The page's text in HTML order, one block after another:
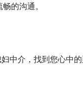
的沟通。
中介，找到您心中的